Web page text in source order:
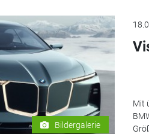
Bildergalerie
Mit